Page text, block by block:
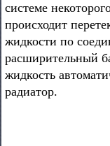
системе
происходит
жидкости по
расширительный
жидкость
радиатор.